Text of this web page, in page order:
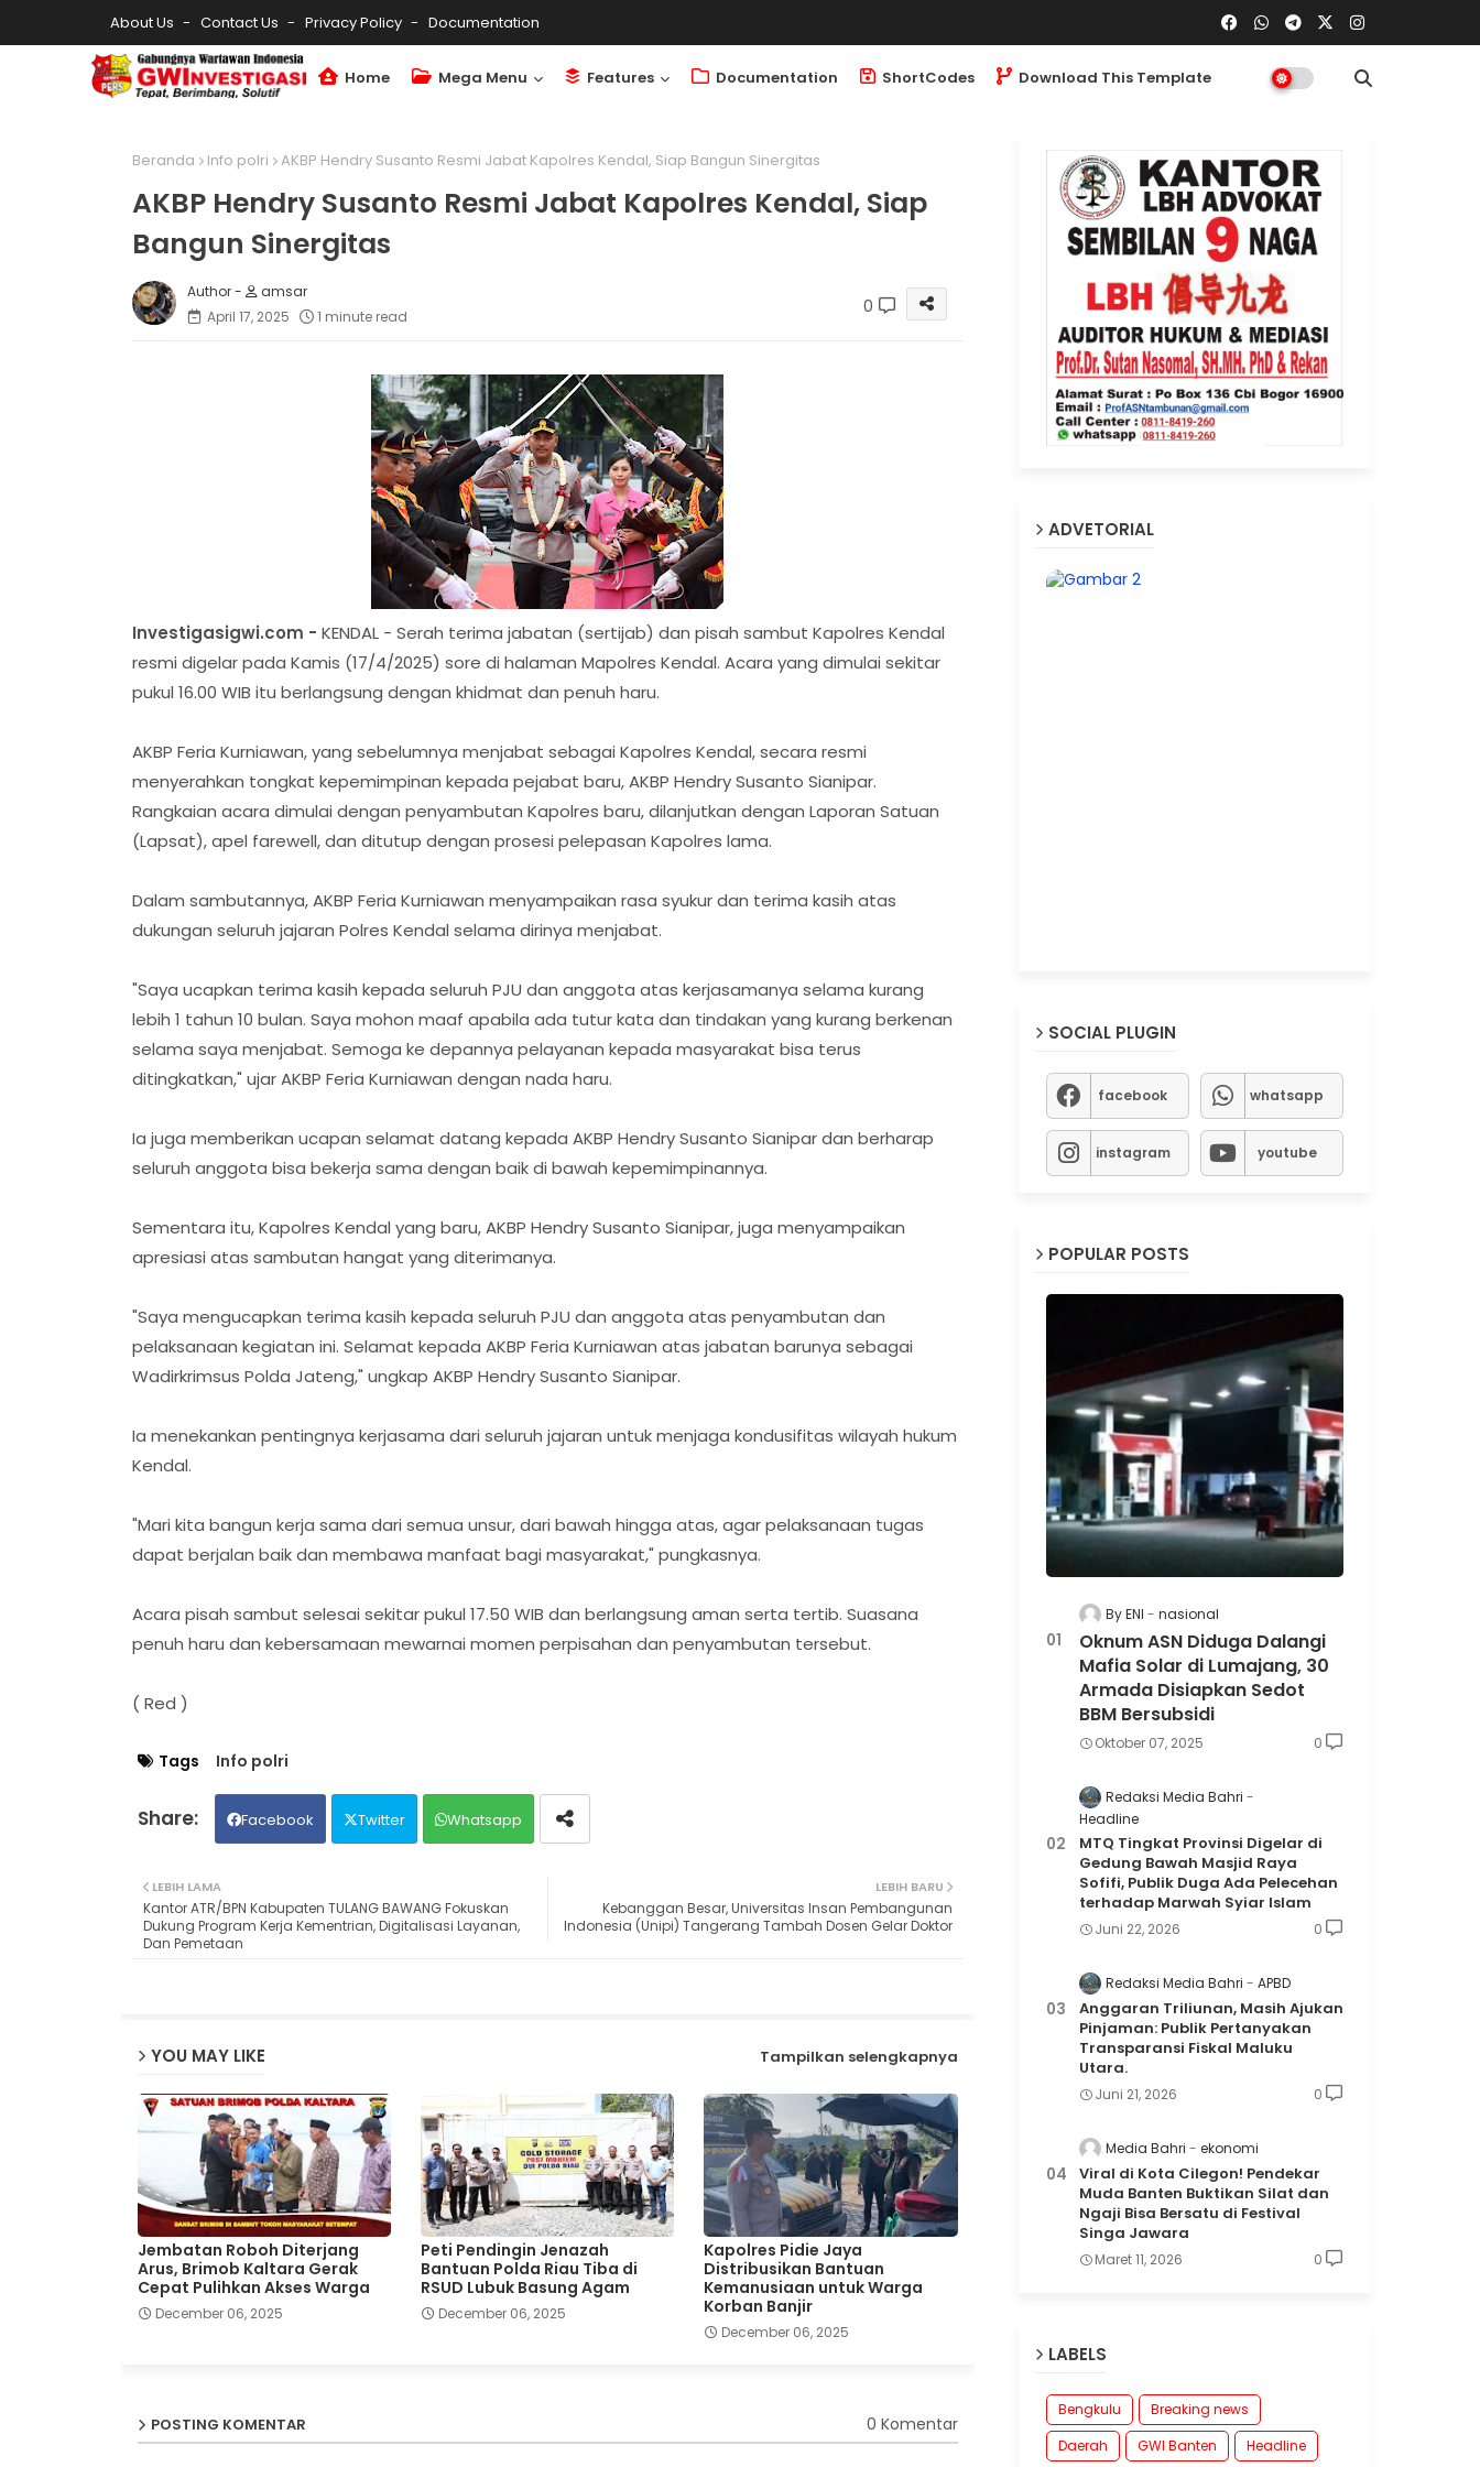
About Us Contact Us Privacy Policy Documentation
Home Mega Menu Features Documentation ShortCodes Download This Template
Beranda Info polri AKBP Hendry Susanto Resmi Jabat Kapolres Kendal, Siap Bangun Sinergitas
AKBP Hendry Susanto Resmi Jabat Kapolres Kendal, Siap
Bangun Sinergitas
amsar
April 17, 2025
1 minute read 0
Investigasigwi.com - KENDAL - Serah terima jabatan (sertijab) dan pisah sambut Kapolres Kendal
resmi digelar pada Kamis (17/4/2025) sore di halaman Mapolres Kendal. Acara yang dimulai sekitar
pukul 16.00 WIB itu berlangsung dengan khidmat dan penuh haru.
AKBP Feria Kurniawan, yang sebelumnya menjabat sebagai Kapolres Kendal, secara resmi
menyerahkan tongkat kepemimpinan kepada pejabat baru, AKBP Hendry Susanto Sianipar.
Rangkaian acara dimulai dengan penyambutan Kapolres baru, dilanjutkan dengan Laporan Satuan
(Lapsat), apel farewell, dan ditutup dengan prosesi pelepasan Kapolres lama.
Dalam sambutannya, AKBP Feria Kurniawan menyampaikan rasa syukur dan terima kasih atas
dukungan seluruh jajaran Polres Kendal selama dirinya menjabat.
"Saya ucapkan terima kasih kepada seluruh PJU dan anggota atas kerjasamanya selama kurang
lebih 1 tahun 10 bulan. Saya mohon maaf apabila ada tutur kata dan tindakan yang kurang berkenan
selama saya menjabat. Semoga ke depannya pelayanan kepada masyarakat bisa terus
ditingkatkan," ujar AKBP Feria Kurniawan dengan nada haru.
Ia juga memberikan ucapan selamat datang kepada AKBP Hendry Susanto Sianipar dan berharap
seluruh anggota bisa bekerja sama dengan baik di bawah kepemimpinannya.
Sementara itu, Kapolres Kendal yang baru, AKBP Hendry Susanto Sianipar, juga menyampaikan
apresiasi atas sambutan hangat yang diterimanya.
"Saya mengucapkan terima kasih kepada seluruh PJU dan anggota atas penyambutan dan
pelaksanaan kegiatan ini. Selamat kepada AKBP Feria Kurniawan atas jabatan barunya sebagai
Wadirkrimsus Polda Jateng," ungkap AKBP Hendry Susanto Sianipar.
Ia menekankan pentingnya kerjasama dari seluruh jajaran untuk menjaga kondusifitas wilayah hukum
Kendal.
"Mari kita bangun kerja sama dari semua unsur, dari bawah hingga atas, agar pelaksanaan tugas
dapat berjalan baik dan membawa manfaat bagi masyarakat," pungkasnya.
Acara pisah sambut selesai sekitar pukul 17.50 WIB dan berlangsung aman serta tertib. Suasana
penuh haru dan kebersamaan mewarnai momen perpisahan dan penyambutan tersebut.
( Red )
Tags Info polri
Facebook Twitter Whatsapp
LEBIH BARU
Kebanggan Besar, Universitas Insan Pembangunan
Indonesia (Unipi) Tangerang Tambah Dosen Gelar Doktor
LEBIH LAMA
Kantor ATR/BPN Kabupaten TULANG BAWANG Fokuskan
Dukung Program Kerja Kementrian, Digitalisasi Layanan,
Dan Pemetaan
YOU MAY LIKE Tampilkan selengkapnya
Jembatan Roboh Diterjang
Arus, Brimob Kaltara Gerak
Cepat Pulihkan Akses Warga
December 06, 2025
Peti Pendingin Jenazah
Bantuan Polda Riau Tiba di
RSUD Lubuk Basung Agam
December 06, 2025
Kapolres Pidie Jaya
Distribusikan Bantuan
Kemanusiaan untuk Warga
Korban Banjir
December 06, 2025
POSTING KOMENTAR 0 Komentar
ADVETORIAL
SOCIAL PLUGIN
facebook whatsapp
instagram youtube
POPULAR POSTS
By ENI nasional
Oknum ASN Diduga Dalangi
Mafia Solar di Lumajang, 30
Armada Disiapkan Sedot
BBM Bersubsidi
Oktober 07, 2025 0
Redaksi Media Bahri
Headline
MTQ Tingkat Provinsi Digelar di
Gedung Bawah Masjid Raya
Sofifi, Publik Duga Ada Pelecehan
terhadap Marwah Syiar Islam
Juni 22, 2026 0
Redaksi Media Bahri APBD
Anggaran Triliunan, Masih Ajukan
Pinjaman: Publik Pertanyakan
Transparansi Fiskal Maluku
Utara.
Juni 21, 2026 0
Media Bahri ekonomi
Viral di Kota Cilegon! Pendekar
Muda Banten Buktikan Silat dan
Ngaji Bisa Bersatu di Festival
Singa Jawara
Maret 11, 2026 0
LABELS
Bengkulu
Breaking news
Daerah
GWI Banten Headline